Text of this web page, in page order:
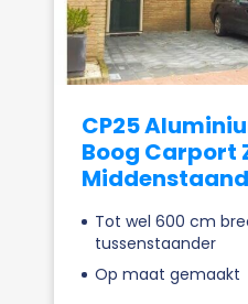
CP25
Boog Carport
Tot wel 600 cm
tussenstaander
Op maat gemaakt